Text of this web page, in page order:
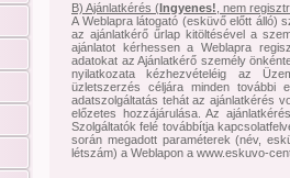
B) Ajánlatkérés ( Ingyenes! , nem
A Weblapra látogató (esküvő előtt álló)
az ajánlatkérő űrlap kitöltésével a
ajánlatot kérhessen a Weblapra
adatokat az Ajánlatkérő személy
nyilatkozata kézhezvételéig az
üzletszerzés céljára minden további
adatszolgáltatás tehát az ajánlatkérés
előzetes hozzájárulása. Az
Szolgáltatók felé továbbítja
során megadott paraméterek (név,
létszám) a Weblapon a www.eskuvo-